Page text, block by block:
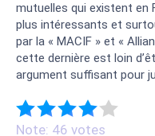
mutuelles qui existent en
plus intéressants et
par la « MACIF » et «
cette dernière est loin
argument suffisant pour
Note: 46 votes